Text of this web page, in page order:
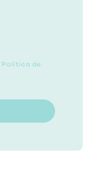
Política de